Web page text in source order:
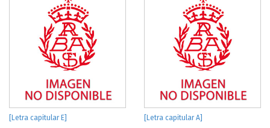
[Letra capitular E] [Letra capitular A]